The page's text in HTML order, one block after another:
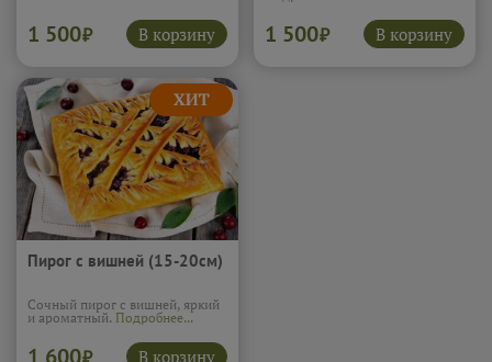
1 500₽ В корзину 1 500₽ В корзину
Пирог с вишней (15-20см)
Сочный пирог с вишней, яркий
и ароматный. Подробнее...
₽ В корзину